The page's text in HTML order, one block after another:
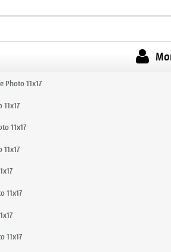
Photo 11x17
11x17
11x17
11x17